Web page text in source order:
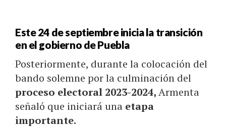
Este 24 de septiembre inicia la transición
en el gobierno de Puebla
Posteriormente, durante la colocación del
bando solemne por la culminación del
proceso electoral 2023-2024,Armenta
señaló que iniciará una etapa
importante.